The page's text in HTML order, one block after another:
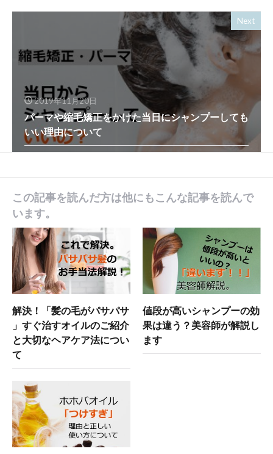
Next
2019年11月20日
パーマや縮毛矯正をかけた当日にシャンプーしても
いい理由について
この記事を読んだ方は他にもこんな記事を読んで
います。
解決！「髪の毛がパサパサ
」すぐ治すオイルのご紹介
と大切なヘアケア法につい
て
値段が高いシャンプーの効
果は違う？美容師が解説し
ます